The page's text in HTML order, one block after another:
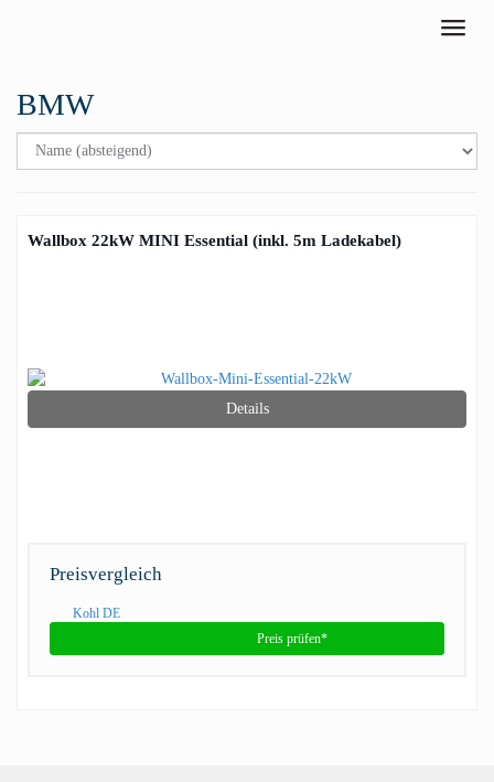
BMW
Wallbox 22kW MINI Essential (inkl. 5m Ladekabel)
Details
Preisvergleich
Kohl DE
Preis prüfen*